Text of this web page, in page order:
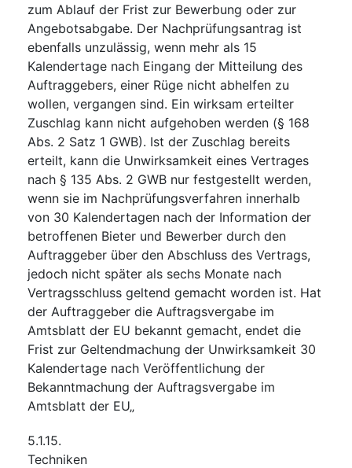
zum Ablauf der Frist zur Bewerbung oder zur
Angebotsabgabe. Der Nachprüfungsantrag ist
ebenfalls unzulässig, wenn mehr als 15
Kalendertage nach Eingang der Mitteilung des
Auftraggebers, einer Rüge nicht abhelfen zu
wollen, vergangen sind. Ein wirksam erteilter
Zuschlag kann nicht aufgehoben werden (§ 168
Abs. 2 Satz 1 GWB). Ist der Zuschlag bereits
erteilt, kann die Unwirksamkeit eines Vertrages
nach § 135 Abs. 2 GWB nur festgestellt werden,
wenn sie im Nachprüfungsverfahren innerhalb
von 30 Kalendertagen nach der Information der
betroffenen Bieter und Bewerber durch den
Auftraggeber über den Abschluss des Vertrags,
jedoch nicht später als sechs Monate nach
Vertragsschluss geltend gemacht worden ist. Hat
der Auftraggeber die Auftragsvergabe im
Amtsblatt der EU bekannt gemacht, endet die
Frist zur Geltendmachung der Unwirksamkeit 30
Kalendertage nach Veröffentlichung der
Bekanntmachung der Auftragsvergabe im
Amtsblatt der EU„
5.1.15.
Techniken